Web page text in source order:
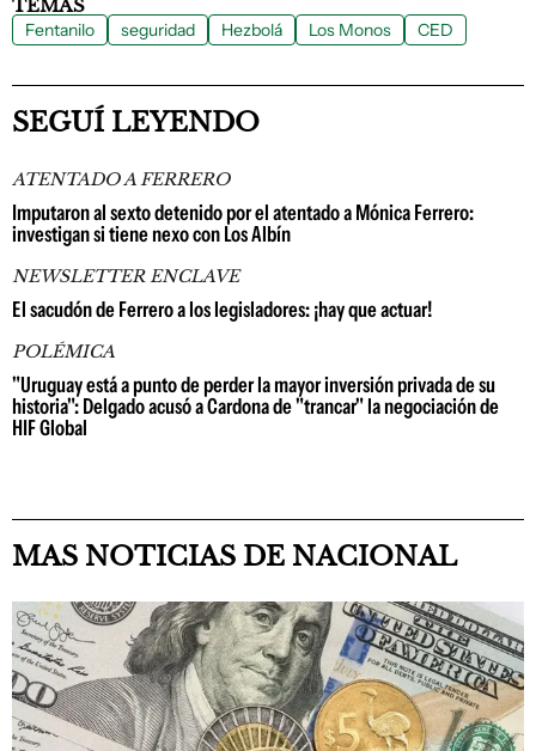
TEMAS
Fentanilo seguridad Hezbolá Los Monos CED
SEGUÍ LEYENDO
ATENTADO A FERRERO
Imputaron al sexto detenido por el atentado a Mónica Ferrero:
investigan si tiene nexo con Los Albín
NEWSLETTER ENCLAVE
El sacudón de Ferrero a los legisladores: ¡hay que actuar!
POLÉMICA
"Uruguay está a punto de perder la mayor inversión privada de su
historia": Delgado acusó a Cardona de "trancar" la negociación de
HIF Global
MAS NOTICIAS DE NACIONAL